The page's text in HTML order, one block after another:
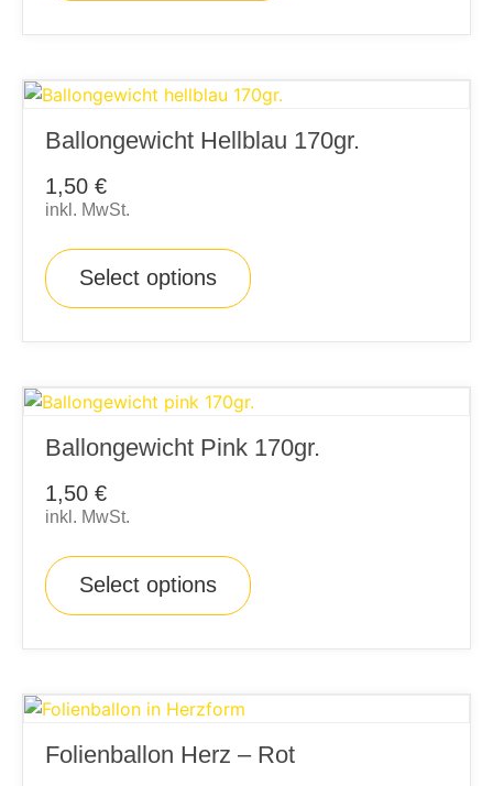
Ballongewicht Hellblau 170gr.
1,50 €
inkl. MwSt.
Select options
Ballongewicht Pink 170gr.
1,50 €
inkl. MwSt.
Select options
Folienballon Herz – Rot